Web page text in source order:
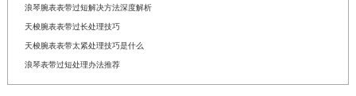
浪琴腕表表带过短解决方法深度解析
天梭腕表表带过长处理技巧
天梭腕表表带太紧处理技巧是什么
浪琴表带过短处理办法推荐